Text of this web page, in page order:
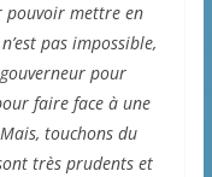
pouvoir mettre en
pas impossible,
pour
faire face à une
touchons du
très prudents et